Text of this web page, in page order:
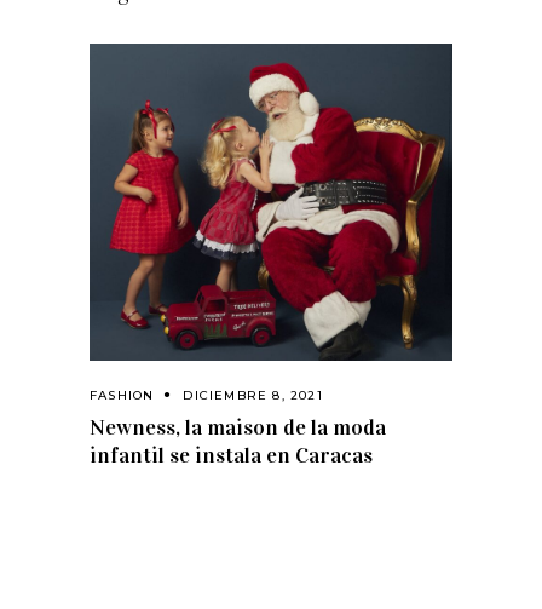
FASHION DICIEMBRE 8, 2021
Newness, la maison de la moda
infantil se instala en Caracas